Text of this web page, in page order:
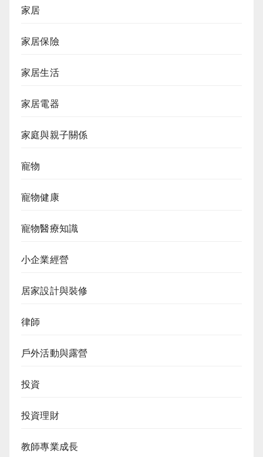
家居
家居保險
家居生活
家居電器
家庭與親子關係
寵物
寵物健康
寵物醫療知識
小企業經營
居家設計與裝修
律師
戶外活動與露營
投資
投資理財
教師專業成長